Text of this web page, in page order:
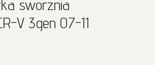
sworznia
V 3gen 07-11